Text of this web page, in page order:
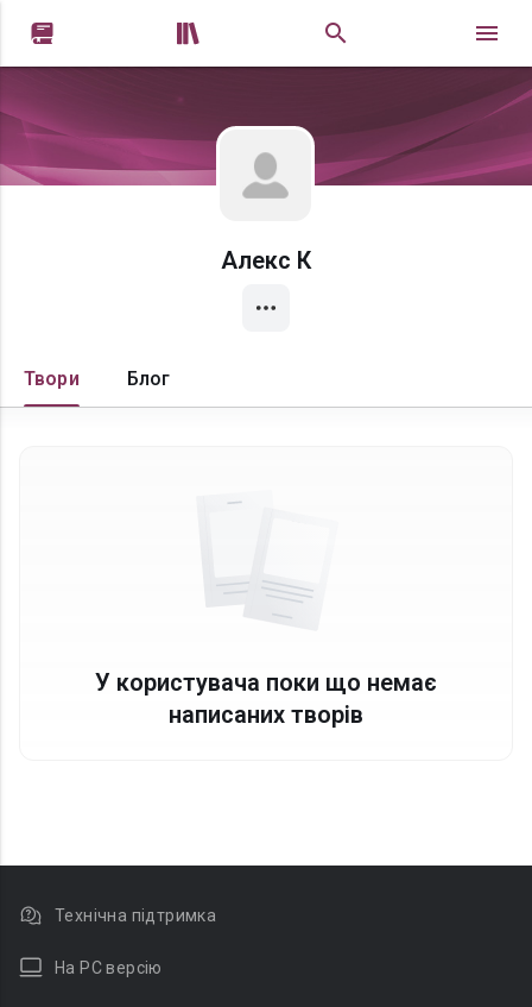
 
Алекс К
Твори Блог
У користувача поки що немає
написаних творів
Технічна підтримка
На PC версію